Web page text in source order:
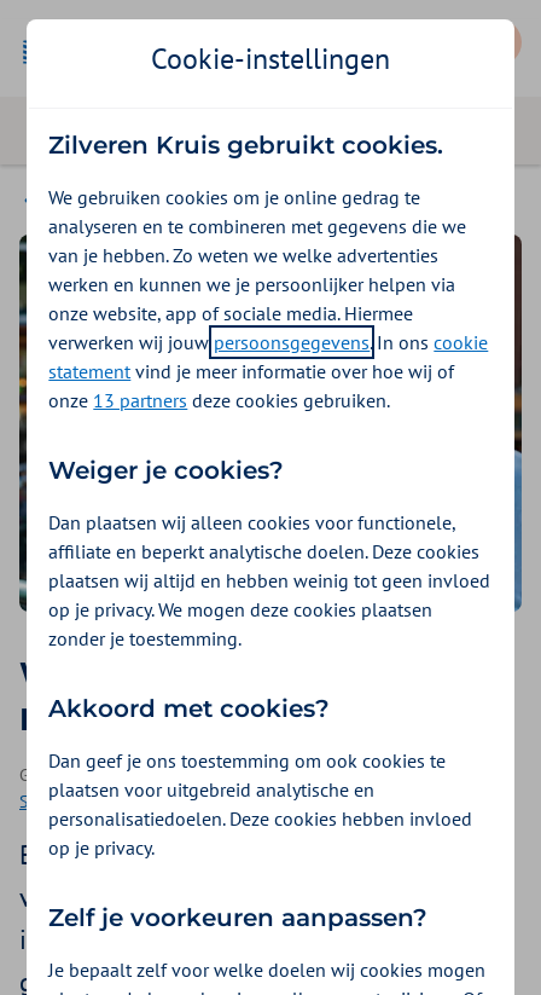
Seizoensklachten
Wat helpt tegen maagzuur?
Huisarts geeft advies
Geplaatst op 31 december 2024 | Een artikel als onderdeel van
Seizoensklachten| 4 minuten lezen
Bah, die brandende pijn in je keel of die
vieze zure smaak in je mond … Of je nu net
iets te veel hebt gegeten, te snel hebt
gegeten of last hebt van stress, maagzuur
Cookie-instellingen
Zilveren Kruis gebruikt cookies.
We gebruiken cookies om je online gedrag te
analyseren en te combineren met gegevens die we
van je hebben. Zo weten we welke advertenties
werken en kunnen we je persoonlijker helpen via
onze website, app of sociale media. Hiermee
verwerken wij jouw persoonsgegevens. In onscookie
statementvind je meer informatie over hoe wij of
onze 13 partners deze cookies gebruiken.
Weiger je cookies?
Dan plaatsen wij alleen cookies voor functionele,
affiliate en beperkt analytische doelen. Deze cookies
plaatsen wij altijd en hebben weinig tot geen invloed
op je privacy. We mogen deze cookies plaatsen
zonder je toestemming.
Akkoord met cookies?
Dan geef je ons toestemming om ook cookies te
plaatsen voor uitgebreid analytische en
personalisatiedoelen. Deze cookies hebben invloed
op je privacy.
Zelf je voorkeuren aanpassen?
Je bepaalt zelf voor welke doelen wij cookies mogen